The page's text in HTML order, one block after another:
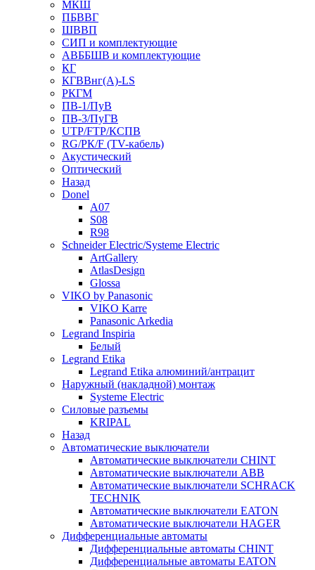
МКШ
ПБВВГ
ШВВП
СИП и комплектующие
АВББШВ и комплектующие
КГ
КГВВнг(А)-LS
РКГМ
ПВ-1/ПуВ
ПВ-3/ПуГВ
UTP/FTP/КСПВ
RG/РК/F (TV-кабель)
Акустический
Оптический
Назад
Donel
A07
S08
R98
Schneider Electric/Systeme Electric
ArtGallery
AtlasDesign
Glossa
VIKO by Panasonic
VIKO Karre
Panasonic Arkedia
Legrand Inspiria
Белый
Legrand Etika
Legrand Etika алюминий/антрацит
Наружный (накладной) монтаж
Systeme Electric
Силовые разъемы
KRIPAL
Назад
Автоматические выключатели
Автоматические выключатели CHINT
Автоматические выключатели ABB
Автоматические выключатели SCHRACK
TECHNIK
Автоматические выключатели EATON
Автоматические выключатели HAGER
Дифференциальные автоматы
Дифференциальные автоматы CHINT
Дифференциальные автоматы EATON